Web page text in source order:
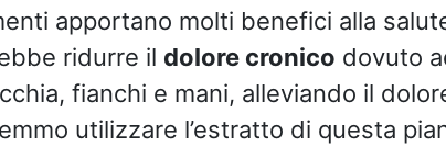
apportano molti benefici alla
ridurre il dolore cronico dovuto
fianchi e mani, alleviando il
utilizzare l’estratto di questa